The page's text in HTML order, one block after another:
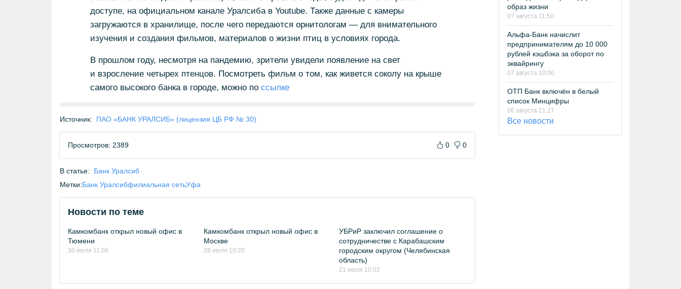
доступе, на официальном канале Уралсиба в Youtube. Также данные с камеры
загружаются в хранилище, после чего передаются орнитологам — для внимательного
изучения и создания фильмов, материалов о жизни птиц в условиях города.
В прошлом году, несмотря на пандемию, зрители увидели появление на свет
и взросление четырех птенцов. Посмотреть фильм о том, как живется соколу на крыше
самого высокого банка в городе, можно по ссылке
Источник: ПАО «БАНК УРАЛСИБ» (лицензия ЦБ РФ № 30)
Просмотров: 2389 0 0
В статье:
Банк Уралсиб
Метки:Банк Уралсибфилиальная сетьУфа
Новости по теме
Камкомбанк открыл новый офис в
Тюмени
30 июля 11:06
Камкомбанк открыл новый офис в
Москве
28 июля 10:20
УБРиР заключил соглашение о
сотрудничестве с Карабашским
городским округом (Челябинская
область)
21 июля 10:02
образ жизни
07 августа 11:50
Альфа-Банк начислит
предпринимателям до 10 000
рублей кэшбэка за оборот по
эквайрингу
07 августа 10:00
ОТП Банк включён в белый
список Минцифры
06 августа 21:27
Все новости